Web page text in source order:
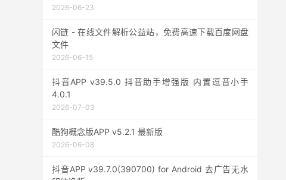
2026-06-23
闪链 - 在线文件解析公益站，免费高速下载百度网盘
文件
2026-06-15
抖音APP v39.5.0 抖音助手增强版 内置逗音小手
4.0.1
2026-07-03
酷狗概念版APP v5.2.1 最新版
2026-06-08
抖音APP v39.7.0(390700) for Android 去广告无水